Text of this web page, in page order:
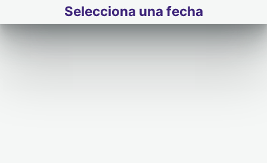
Selecciona una fecha